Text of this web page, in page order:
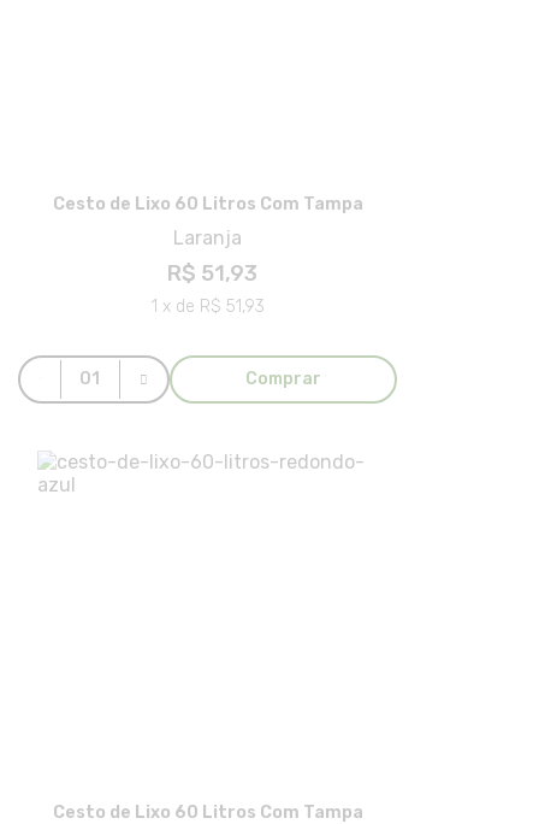
Cesto de Lixo 60 Litros Com Tampa
Laranja
R$ 51,93
1 x de R$ 51,93
Comprar
Cesto de Lixo 60 Litros Com Tampa